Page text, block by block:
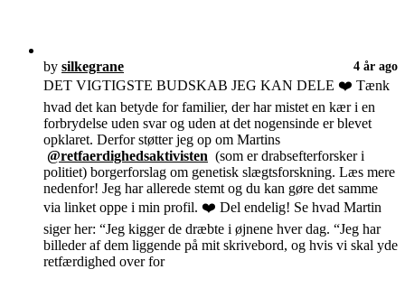
by silkegrane 4 år ago
DET VIGTIGSTE BUDSKAB JEG KAN DELE ❤️ Tænk
hvad det kan betyde for familier, der har mistet en kær i en
forbrydelse uden svar og uden at det nogensinde er blevet
opklaret. Derfor støtter jeg op om Martins
@retfaerdighedsaktivisten (som er drabsefterforsker i
politiet) borgerforslag om genetisk slægtsforskning. Læs mere
nedenfor! Jeg har allerede stemt og du kan gøre det samme
via linket oppe i min profil. ❤️ Del endelig! Se hvad Martin
siger her: “Jeg kigger de dræbte i øjnene hver dag. “Jeg har
billeder af dem liggende på mit skrivebord, og hvis vi skal yde
retfærdighed over for